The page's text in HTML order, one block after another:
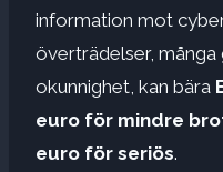
information mot
överträdelser, många
okunnighet, kan bära
euro för mindre
euro för seriös.